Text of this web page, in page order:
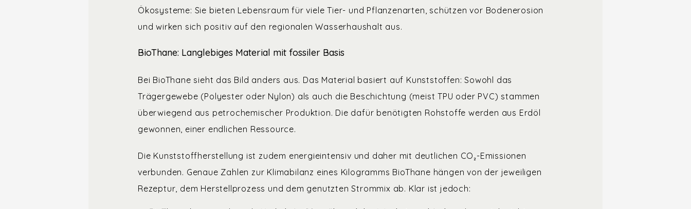
Ökosysteme: Sie bieten Lebensraum für viele Tier- und Pflanzenarten, schützen vor Bodenerosion
und wirken sich positiv auf den regionalen Wasserhaushalt aus.
BioThane: Langlebiges Material mit fossiler Basis
Bei BioThane sieht das Bild anders aus. Das Material basiert auf Kunststoffen: Sowohl das
Trägergewebe (Polyester oder Nylon) als auch die Beschichtung (meist TPU oder PVC) stammen
überwiegend aus petrochemischer Produktion. Die dafür benötigten Rohstoffe werden aus Erdöl
gewonnen, einer endlichen Ressource.
Die Kunststoffherstellung ist zudem energieintensiv und daher mit deutlichen CO₂-Emissionen
verbunden. Genaue Zahlen zur Klimabilanz eines Kilogramms BioThane hängen von der jeweiligen
Rezeptur, dem Herstellprozess und dem genutzten Strommix ab. Klar ist jedoch: